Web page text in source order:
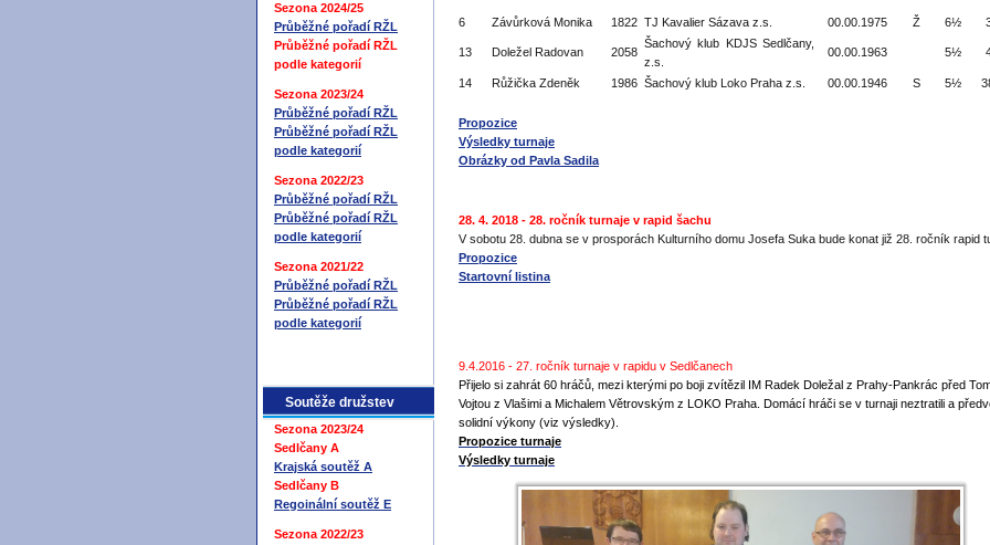
Sezona 2024/25
Průběžné pořadí RŽL
Průběžné pořadí RŽL
podle kategorií
Sezona 2023/24
Průběžné pořadí RŽL
Průběžné pořadí RŽL
podle kategorií
Sezona 2022/23
Průběžné pořadí RŽL
Průběžné pořadí RŽL
podle kategorií
Sezona 2021/22
Průběžné pořadí RŽL
Průběžné pořadí RŽL
podle kategorií
Soutěže družstev
Sezona 2023/24
Sedlčany A
Krajská soutěž A
Sedlčany B
Regoinální soutěž E
Sezona 2022/23
6 Závůrková Monika 1822 TJ Kavalier Sázava z.s. 00.00.1975 Ž 6½
13 Doležel Radovan 2058
Šachový klub KDJS Sedlčany,
z.s.
00.00.1963 5½
14 Růžička Zdeněk 1986 Šachový klub Loko Praha z.s. 00.00.1946 S 5½
Propozice
Výsledky turnaje
Obrázky od Pavla Sadila
28. 4. 2018 - 28. ročník turnaje v rapid šachu
V sobotu 28. dubna se v prosporách Kulturního domu Josefa Suka bude konat již 28. ročník rapid
Propozice
Startovní listina
9.4.2016 - 27. ročník turnaje v rapidu v Sedlčanech
Přijelo si zahrát 60 hráčů, mezi kterými po boji zvítězil IM Radek Doležal z Prahy-Pankrác před
Vojtou z Vlašimi a Michalem Větrovským z LOKO Praha. Domácí hráči se v turnaji neztratili a
solidní výkony (viz výsledky).
Propozice turnaje
Výsledky turnaje